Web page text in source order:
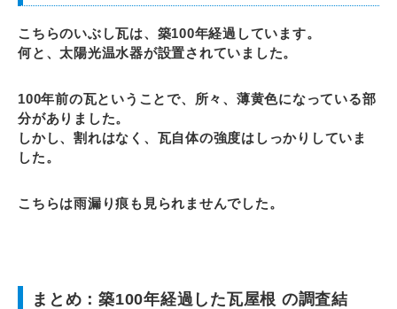
こちらのいぶし瓦は、築100年経過しています。
何と、太陽光温水器が設置されていました。
100年前の瓦ということで、所々、薄黄色になっている部
分がありました。
しかし、割れはなく、瓦自体の強度はしっかりしていま
した。
こちらは雨漏り痕も見られませんでした。
まとめ：築100年経過した瓦屋根 の調査結